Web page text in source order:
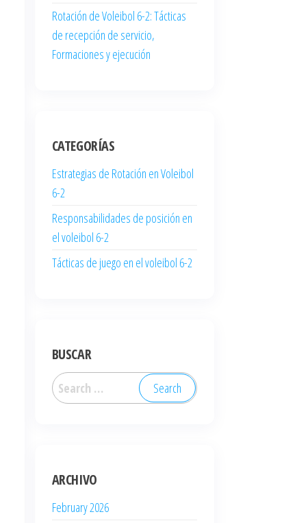
Rotación de Voleibol 6-2: Tácticas
de recepción de servicio,
Formaciones y ejecución
CATEGORÍAS
Estrategias de Rotación en Voleibol
6-2
Responsabilidades de posición en
el voleibol 6-2
Tácticas de juego en el voleibol 6-2
BUSCAR
Search
for:
ARCHIVO
February 2026